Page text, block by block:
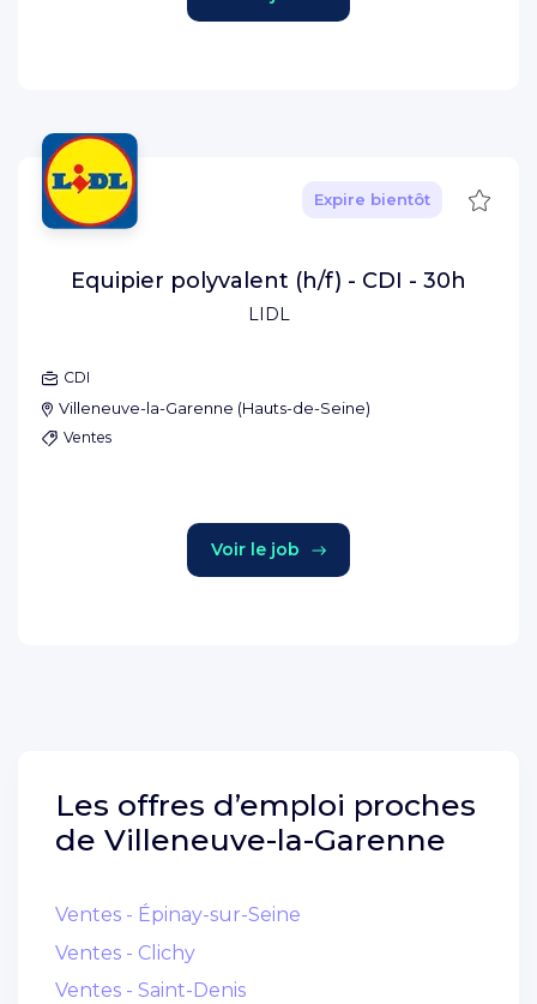
LIDL
Expire bientôt
Equipier polyvalent (h/f) - CDI - 30h
CDI
Villeneuve-la-Garenne (Hauts-de-Seine)
Ventes
Voir le job
Les offres d’emploi proches
de Villeneuve-la-Garenne
Ventes - Épinay-sur-Seine
Ventes - Clichy
Ventes - Saint-Denis